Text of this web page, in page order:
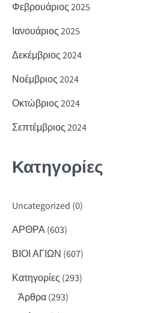
Φεβρουάριος 2025
Ιανουάριος 2025
Δεκέμβριος 2024
Νοέμβριος 2024
Οκτώβριος 2024
Σεπτέμβριος 2024
Κατηγορίες
Uncategorized (0)
ΑΡΘΡΑ(603)
ΒΙΟΙ ΑΓΙΩΝ (607)
Κατηγορίες (293)
Άρθρα(293)